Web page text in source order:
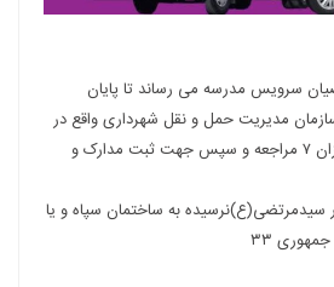
سرویس مدرسه می رساند تا پایان
مدیریت حمل و نقل شهرداری واقع در
بولوار جانبازان بعد از جانبازان ۷ مراجعه و سپس جهت ثبت مدارک و
به ساختمان سپاه و یا
۳۳